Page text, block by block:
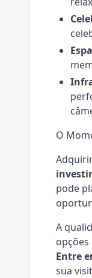
O
pode
A
opções
Entre
sua